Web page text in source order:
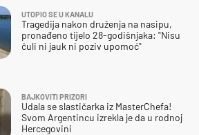
UTOPIO SE U KANALU
Tragedija nakon druženja na nasipu,
pronađeno tijelo 28-godišnjaka: "Nisu
čuli ni jauk ni poziv upomoć"
BAJKOVITI PRIZORI
Udala se slastičarka iz MasterChefa!
Svom Argentincu izrekla je da u rodnoj
Hercegovini